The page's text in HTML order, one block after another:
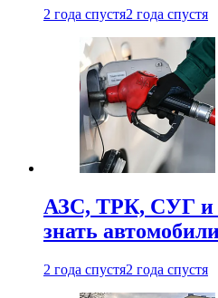
2 года спустя2 года спустя
АЗС, ТРК, СУГ и
знать
2 года спустя2 года спустя